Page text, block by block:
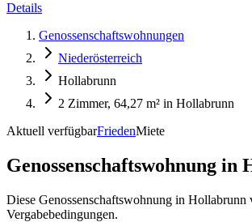
Details
Genossenschaftswohnungen
Niederösterreich
Hollabrunn
2 Zimmer, 64,27 m² in Hollabrunn
Aktuell verfügbarFriedenMiete
Genossenschaftswohnung in
Diese Genossenschaftswohnung in
Vergabebedingungen.